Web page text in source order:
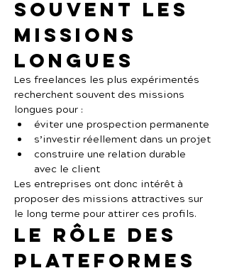
souvent les
missions
longues
Les freelances les plus expérimentés
recherchent souvent des missions
longues pour :
éviter une prospection permanente
s’investir réellement dans un projet
construire une relation durable
avec le client
Les entreprises ont donc intérêt à
proposer des missions attractives sur
le long terme pour attirer ces profils.
Le rôle des
plateformes